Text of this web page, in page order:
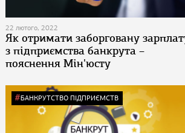
22 лютого, 2022
Як отримати заборговану
з підприємства банкрута –
пояснення Мін'юсту
БАНКРУТСТВО ПІДПРИЄМСТВ